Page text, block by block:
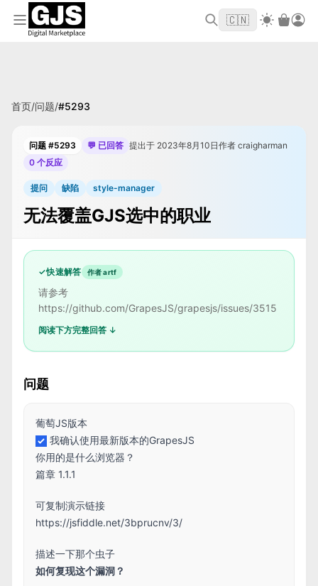
欢迎来到 GJS.MARKET！使用优惠码 WELCOME2026
首单立
🇨🇳
首页/问题/#5293
问题 #5293 💬 已回答 提出于 2023年8月10日作者 craigharman
0 个反应
提问 缺陷 style-manager
无法覆盖GJS选中的职业
✓快速解答 作者 artf
请参考
https://github.com/GrapesJS/grapesjs/issues/3515
阅读下方完整回答 ↓
问题
葡萄JS版本
我确认使用最新版本的GrapesJS
你用的是什么浏览器？
篇章 1.1.1
可复制演示链接
https://jsfiddle.net/3bprucnv/3/
描述一下那个虫子
如何复现这个漏洞？